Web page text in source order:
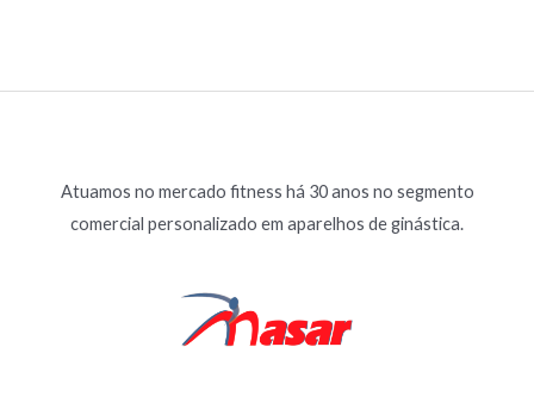
Atuamos no mercado fitness há 30 anos no segmento
comercial personalizado em aparelhos de ginástica.